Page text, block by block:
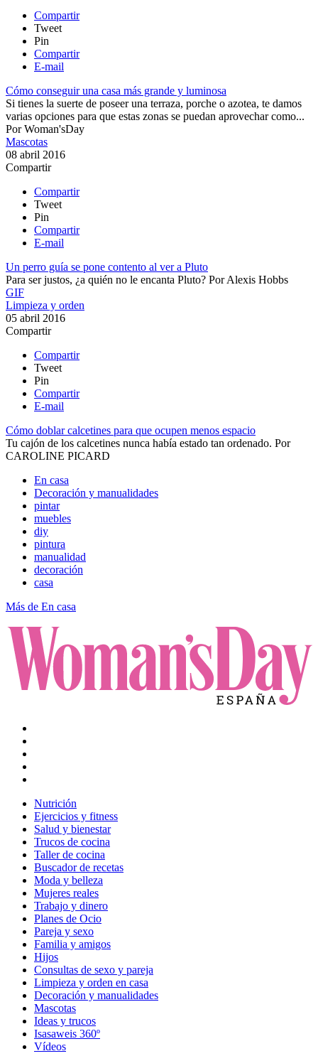
Compartir
Tweet
Pin
Compartir
E-mail
Cómo conseguir una casa más grande y luminosa
Si tienes la suerte de poseer una terraza, porche o azotea, te damos
varias opciones para que estas zonas se puedan aprovechar como...
PorWoman'sDay
Mascotas
08 abril 2016
Compartir
Compartir
Tweet
Pin
Compartir
E-mail
Un perro guía se pone contento al ver a Pluto
Para ser justos, ¿a quién no le encanta Pluto? PorAlexis Hobbs
GIF
Limpieza y orden
05 abril 2016
Compartir
Compartir
Tweet
Pin
Compartir
E-mail
Cómo doblar calcetines para que ocupen menos espacio
Tu cajón de los calcetines nunca había estado tan ordenado​. Por
CAROLINE PICARD
En casa
Decoración y manualidades
pintar
muebles
diy
pintura
manualidad
decoración
casa
Más de En casa
Nutrición
Ejercicios y fitness
Salud y bienestar
Trucos de cocina
Taller de cocina
Buscador de recetas
Moda y belleza
Mujeres reales
Trabajo y dinero
Planes de Ocio
Pareja y sexo
Familia y amigos
Hijos
Consultas de sexo y pareja
Limpieza y orden en casa
Decoración y manualidades
Mascotas
Ideas y trucos
Isasaweis 360º
Vídeos